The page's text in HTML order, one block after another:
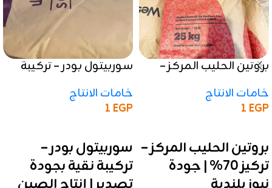
بروتين الحليب المركز –
نيوزيلندية
خامات الانتاج
1 EGP
بروتين الحليب المركز –
تركيز 70% | جودة
سوربيتول بودر – تركيبة
الصين
خامات الانتاج
1 EGP
سوربيتول بودر –
تركيبة نقية بجودة